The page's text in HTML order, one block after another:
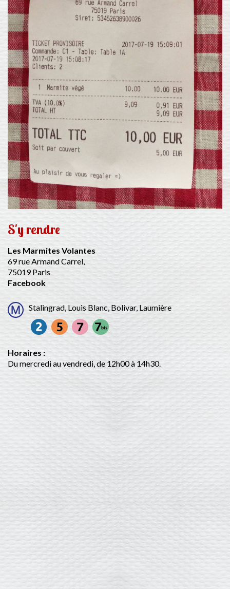
S'y rendre
Les Marmites Volantes
69 rue Armand Carrel,
75019 Paris
Facebook
Stalingrad, Louis Blanc, Bolivar, Laumière
Horaires :
Du mercredi au vendredi, de 12h00 à 14h30.